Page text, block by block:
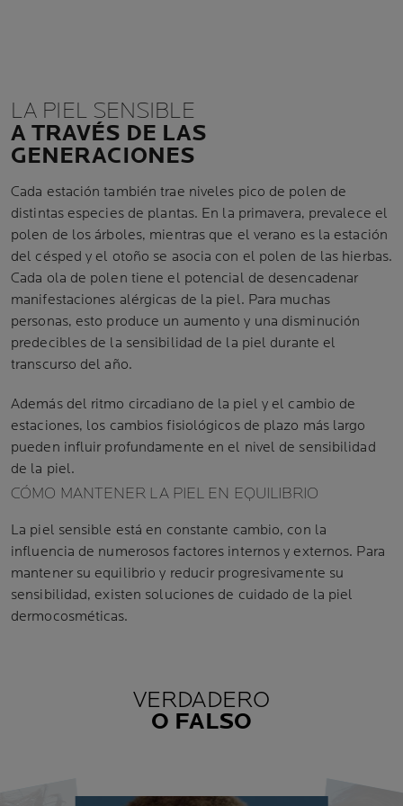
LA PIEL SENSIBLE
A TRAVÉS DE LAS
GENERACIONES
Cada estación también trae niveles pico de polen de
distintas especies de plantas. En la primavera, prevalece el
polen de los árboles, mientras que el verano es la estación
del césped y el otoño se asocia con el polen de las hierbas.
Cada ola de polen tiene el potencial de desencadenar
manifestaciones alérgicas de la piel. Para muchas
personas, esto produce un aumento y una disminución
predecibles de la sensibilidad de la piel durante el
transcurso del año.
Además del ritmo circadiano de la piel y el cambio de
estaciones, los cambios fisiológicos de plazo más largo
pueden influir profundamente en el nivel de sensibilidad
de la piel.
CÓMO MANTENER LA PIEL EN EQUILIBRIO
La piel sensible está en constante cambio, con la
influencia de numerosos factores internos y externos. Para
mantener su equilibrio y reducir progresivamente su
sensibilidad, existen soluciones de cuidado de la piel
dermocosméticas.
VERDADERO
O FALSO